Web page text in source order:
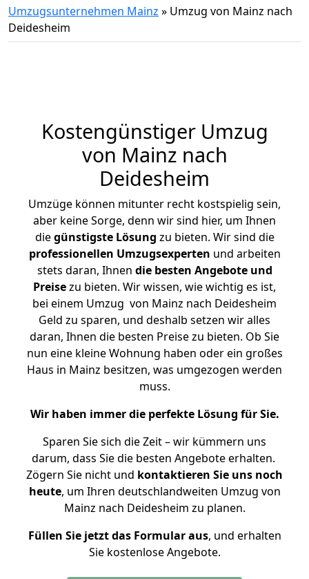
Umzugsunternehmen Mainz » Umzug von Mainz nach
Deidesheim
Kostengünstiger Umzug
von Mainz nach
Deidesheim
Umzüge können mitunter recht kostspielig sein,
aber keine Sorge, denn wir sind hier, um Ihnen
diegünstigste Lösung zu bieten. Wir sind die
professionellen Umzugsexperten und arbeiten
stets daran, Ihnen die besten Angebote und
Preisezu bieten. Wir wissen, wie wichtig es ist,
bei einem Umzug von Mainz nach Deidesheim
Geld zu sparen, und deshalb setzen wir alles
daran, Ihnen die besten Preise zu bieten. Ob Sie
nun eine kleine Wohnung haben oder ein großes
Haus in Mainz besitzen, was umgezogen werden
muss.
Wir haben immer die perfekte Lösung für Sie.
Sparen Sie sich die Zeit – wir kümmern uns
darum, dass Sie die besten Angebote erhalten.
Zögern Sie nicht und kontaktieren Sie uns noch
heute, um Ihren deutschlandweiten Umzug von
Mainz nach Deidesheim zu planen.
Füllen Sie jetzt das Formular aus, und erhalten
Sie kostenlose Angebote.